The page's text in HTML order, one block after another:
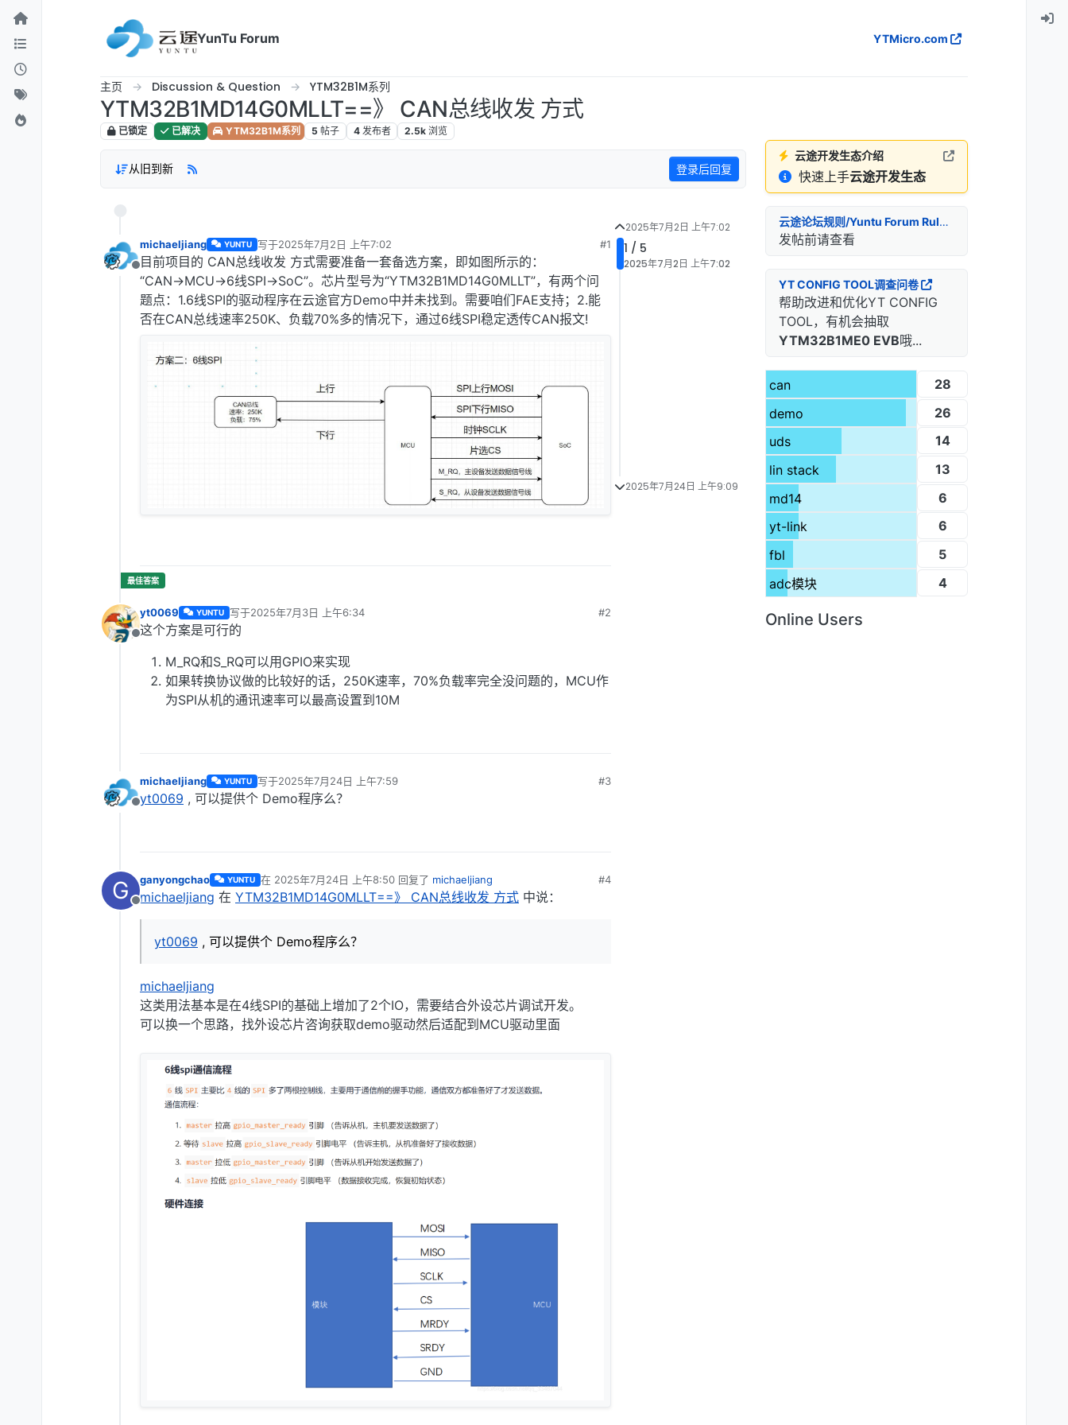
跳转至内容
YunTu Forum
YTMicro.com
主页 Discussion & Question YTM32B1M系列
YTM32B1MD14G0MLLT==》 CAN总线收发 方式
已锁定 已解决 YTM32B1M系列 5 帖子 4 发布者 2.5k 浏览
从旧到新 登录后回复
离线
michaeljiang YUNTU 写于2025年7月2日 上午7:02
最后由 编辑
#1
目前项目的 CAN总线收发 方式需要准备一套备选方案，即如图所示的：
“CAN→MCU→6线SPI→SoC”。芯片型号为“YTM32B1MD14G0MLLT”，有两个问
题点：1.6线SPI的驱动程序在云途官方Demo中并未找到。需要咱们FAE支持；2.能
否在CAN总线速率250K、负载70%多的情况下，通过6线SPI稳定透传CAN报文!
离线
yt0069 YUNTU 写于2025年7月3日 上午6:34
最后由 编辑
#2
这个方案是可行的
M_RQ和S_RQ可以用GPIO来实现
如果转换协议做的比较好的话，250K速率，70%负载率完全没问题的，MCU作
为SPI从机的通讯速率可以最高设置到10M
离线
michaeljiang YUNTU 写于2025年7月24日 上午7:59
最后由 编辑
#3
yt0069 , 可以提供个 Demo程序么？
G
离线
ganyongchao YUNTU 在 2025年7月24日 上午8:50回复了 michaeljiang
最后由 编辑
#4
michaeljiang 在 YTM32B1MD14G0MLLT==》 CAN总线收发 方式 中说：
yt0069 , 可以提供个 Demo程序么？
michaeljiang
这类用法基本是在4线SPI的基础上增加了2个IO，需要结合外设芯片调试开发。
可以换一个思路，找外设芯片咨询获取demo驱动然后适配到MCU驱动里面
2025年7月2日 上午7:02
1 / 5
2025年7月2日 上午7:02
2025年7月24日 上午9:09
云途开发生态介绍
快速上手云途开发生态
云途论坛规则/Yuntu Forum Rules
发帖前请查看
YT CONFIG TOOL调查问卷
帮助改进和优化YT CONFIG
TOOL，有机会抽取
YTM32B1ME0 EVB哦...
can
28
demo
26
uds
14
lin stack
13
md14
6
yt-link
6
fbl
5
adc模块
4
Online Users